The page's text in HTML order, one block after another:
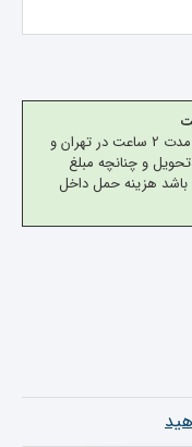
از زمان سفارش این کالا حداکثر ظرف مدت 2 ساعت در تهران و
و چنانچه مبلغ
باشد هزینه حمل داخل